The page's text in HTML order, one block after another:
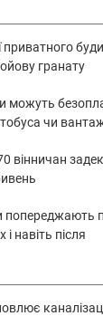
приватного
гранату
можуть
чи
вінничан
і навіть після